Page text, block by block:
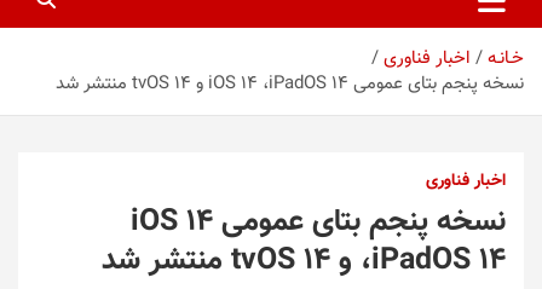
خـانـه
اخبار فناوری
نسخه‌ پنجم بتای عمومی iOS 14 ،iPadOS 14 و tvOS 14 منتشر شد
اخبار فناوری
نسخه‌ پنجم بتای عمومی iOS 14
،iPadOS 14 و tvOS 14 منتشر شد